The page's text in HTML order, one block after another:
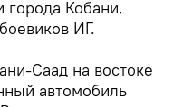
города Кобани,
ИГ.
Саад на востоке
автомобиль